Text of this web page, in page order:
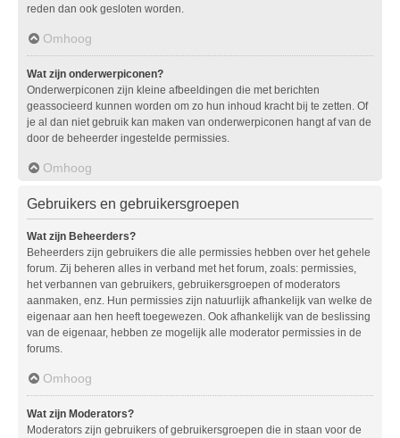
reden dan ook gesloten worden.
Omhoog
Wat zijn onderwerpiconen?
Onderwerpiconen zijn kleine afbeeldingen die met berichten
geassocieerd kunnen worden om zo hun inhoud kracht bij te zetten. Of
je al dan niet gebruik kan maken van onderwerpiconen hangt af van de
door de beheerder ingestelde permissies.
Omhoog
Gebruikers en gebruikersgroepen
Wat zijn Beheerders?
Beheerders zijn gebruikers die alle permissies hebben over het gehele
forum. Zij beheren alles in verband met het forum, zoals: permissies,
het verbannen van gebruikers, gebruikersgroepen of moderators
aanmaken, enz. Hun permissies zijn natuurlijk afhankelijk van welke de
eigenaar aan hen heeft toegewezen. Ook afhankelijk van de beslissing
van de eigenaar, hebben ze mogelijk alle moderator permissies in de
forums.
Omhoog
Wat zijn Moderators?
Moderators zijn gebruikers of gebruikersgroepen die in staan voor de